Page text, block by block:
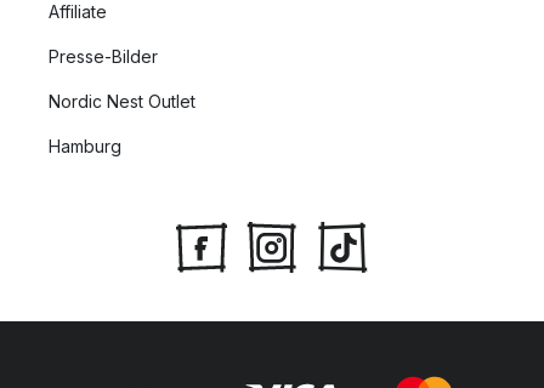
Affiliate
Presse-Bilder
Nordic Nest Outlet
Hamburg